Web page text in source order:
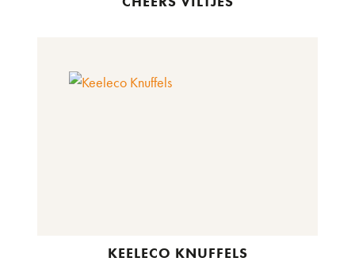
KEELECO KNUFFELS